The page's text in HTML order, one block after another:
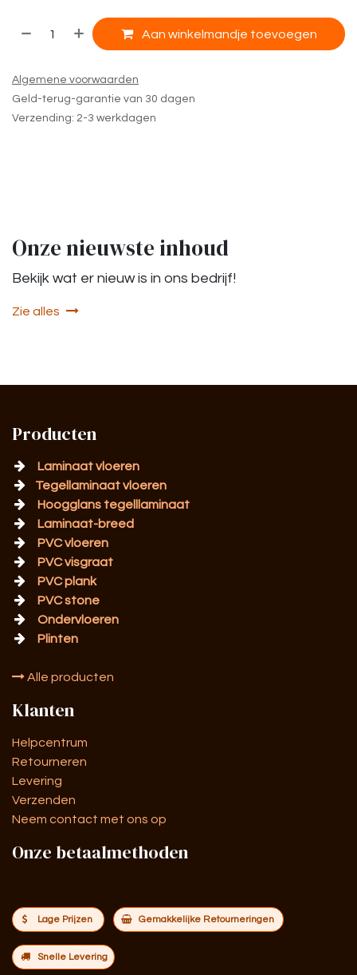
Aan winkelmandje toevoegen
Algemene voorwaarden
Geld-terug-garantie van 30 dagen
Verzending: 2-3 werkdagen
Onze nieuwste inhoud
Bekijk wat er nieuw is in ons bedrijf!
Zie alles
Producten
Laminaat vloeren
Tegellaminaat vloeren
Hoogglans tegelllaminaat
Laminaat-breed
PVC vloeren
PVC visgraat
PVC plank
PVC stone
Ondervloeren
Plinten
Alle producten
Klanten
Helpcentrum
Retourneren
Levering
Verzenden
Neem contact met ons op
Onze betaalmethoden
Lage Prijzen Gemakkelijke Retourneringen
Snelle Levering